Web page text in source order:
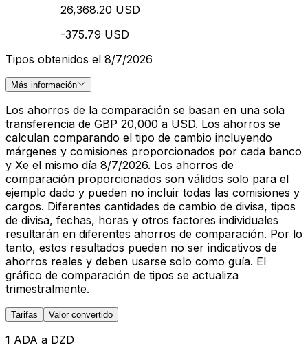
26,368.20 USD
-375.79 USD
Tipos obtenidos el 8/7/2026
Más información
Los ahorros de la comparación se basan en una sola
transferencia de GBP 20,000 a USD. Los ahorros se
calculan comparando el tipo de cambio incluyendo
márgenes y comisiones proporcionados por cada banco
y Xe el mismo día 8/7/2026. Los ahorros de
comparación proporcionados son válidos solo para el
ejemplo dado y pueden no incluir todas las comisiones y
cargos. Diferentes cantidades de cambio de divisa, tipos
de divisa, fechas, horas y otros factores individuales
resultarán en diferentes ahorros de comparación. Por lo
tanto, estos resultados pueden no ser indicativos de
ahorros reales y deben usarse solo como guía. El
gráfico de comparación de tipos se actualiza
trimestralmente.
Tarifas Valor convertido
1 ADA a DZD